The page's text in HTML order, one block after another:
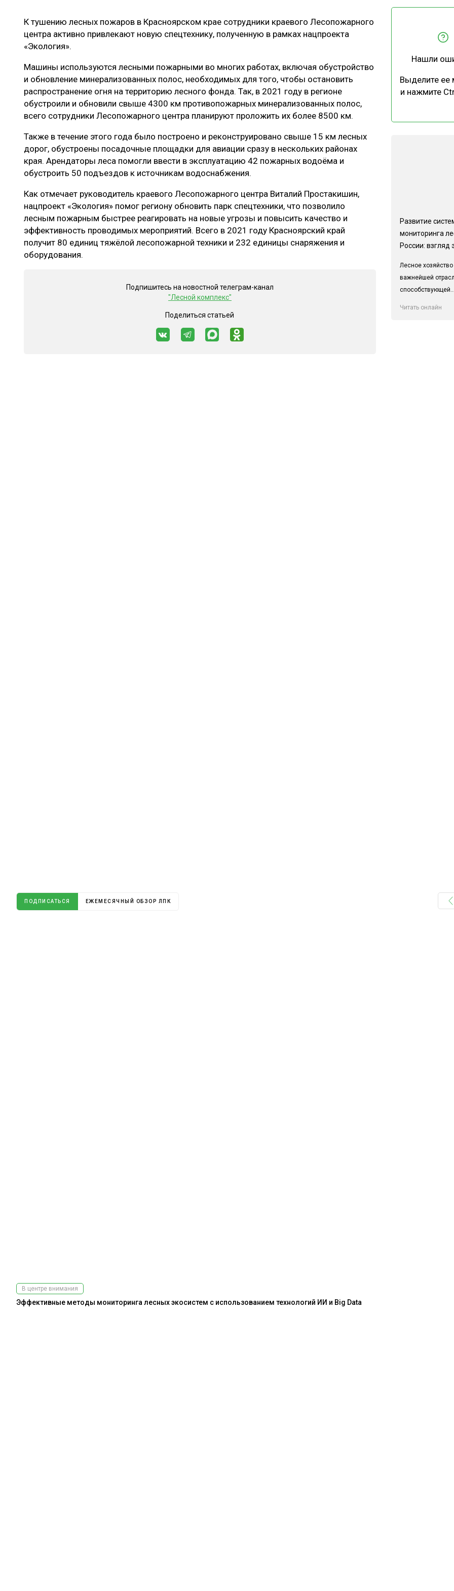
ЛОГИСТИКА МЕБЕЛЬНОЕ ПРОИЗВОДСТВО ТЕХНОЛОГИИ
ЭКСПЕРТНОЕ МНЕНИЕ
КАЛЕНДАРЬ ВЫСТАВОК
К тушению лесных пожаров в Красноярском крае сотрудники краевого Лесопожарного
центра активно привлекают новую спецтехнику, полученную в рамках нацпроекта
«Экология».
Машины используются лесными пожарными во многих работах, включая обустройство
и обновление минерализованных полос, необходимых для того, чтобы остановить
распространение огня на территорию лесного фонда. Так, в 2021 году в регионе
обустроили и обновили свыше 4300 км противопожарных минерализованных полос,
всего сотрудники Лесопожарного центра планируют проложить их более 8500 км.
Также в течение этого года было построено и реконструировано свыше 15 км лесных
дорог, обустроены посадочные площадки для авиации сразу в нескольких районах
края. Арендаторы леса помогли ввести в эксплуатацию 42 пожарных водоёма и
обустроить 50 подъездов к источникам водоснабжения.
Как отмечает руководитель краевого Лесопожарного центра Виталий Простакишин,
нацпроект «Экология» помог региону обновить парк спецтехники, что позволило
лесным пожарным быстрее реагировать на новые угрозы и повысить качество и
эффективность проводимых мероприятий. Всего в 2021 году Красноярский край
получит 80 единиц тяжёлой лесопожарной техники и 232 единицы снаряжения и
оборудования.
Подпишитесь на новостной телеграм-канал
"Лесной комплекс"
Поделиться статьей
Нашли
Выделите
и нажмите
Развитие
мониторинга
России: взгляд
Лесное
важнейшей
способствующей...
Читать онлайн
ПОДПИСАТЬСЯ ЕЖЕМЕСЯЧНЫЙ ОБЗОР ЛПК
В центре внимания
Эффективные методы мониторинга лесных экосистем с использованием технологий ИИ и Big Data